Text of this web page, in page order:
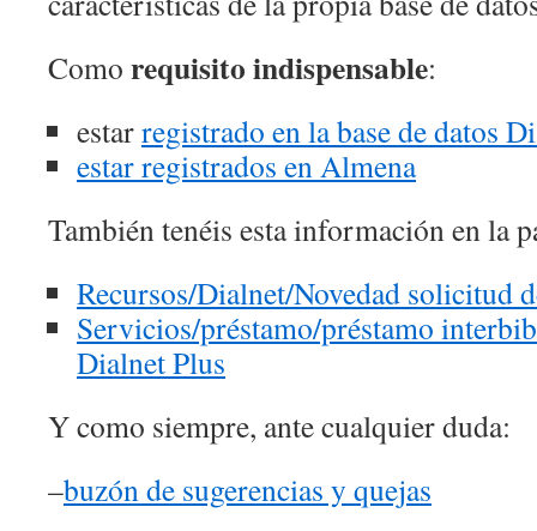
Como requisito indispensable:
estarregistrado en la base de datos
estar registrados en Almena
También tenéis esta información en la
Recursos/Dialnet/Novedad solicitud
Servicios/préstamo/préstamo
Dialnet Plus
Y como siempre, ante cualquier duda:
–buzón de sugerencias y quejas